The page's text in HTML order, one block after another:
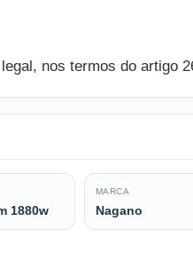
nos termos do artigo
1880w
MARCA
Nagano